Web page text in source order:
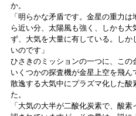
か。
「明らかな矛盾です。金星の重力
ら近い分、太陽風も強く、しかも
ず、大気を大量に有している。し
いのです」
ひさきのミッションの一つに、こ
いくつかの探査機が金星上空を飛ん
散逸する大気中にプラズマ化した酸
た。
「大気の大半が二酸化炭素で、酸